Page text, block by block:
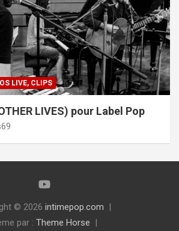
LIVE, CLIPS
LIVES) pour Label Pop
© 2026 intimepop.com
par : Theme Horse